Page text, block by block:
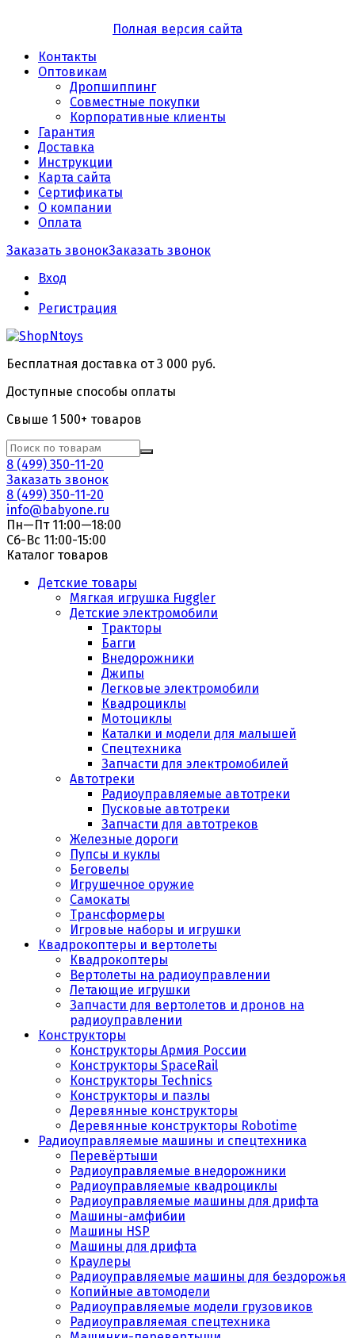
Полная версия сайта
Контакты
Оптовикам
Дропшиппинг
Совместные покупки
Корпоративные клиенты
Гарантия
Доставка
Инструкции
Карта сайта
Сертификаты
О компании
Оплата
Заказать звонокЗаказать звонок
Вход
Регистрация
Бесплатная доставка от 3 000 руб.
Доступные способы оплаты
Свыше 1 500+ товаров
8 (499) 350-11-20
Заказать звонок
8 (499) 350-11-20
info@babyone.ru
Пн—Пт 11:00—18:00
Сб-Вс 11:00-15:00
Каталог товаров
Детские товары
Мягкая игрушка Fuggler
Детские электромобили
Тракторы
Багги
Внедорожники
Джипы
Легковые электромобили
Квадроциклы
Мотоциклы
Каталки и модели для малышей
Спецтехника
Запчасти для электромобилей
Автотреки
Радиоуправляемые автотреки
Пусковые автотреки
Запчасти для автотреков
Железные дороги
Пупсы и куклы
Беговелы
Игрушечное оружие
Самокаты
Трансформеры
Игровые наборы и игрушки
Квадрокоптеры и вертолеты
Квадрокоптеры
Вертолеты на радиоуправлении
Летающие игрушки
Запчасти для вертолетов и дронов на
радиоуправлении
Конструкторы
Конструкторы Армия России
Конструкторы SpaceRail
Конструкторы Technics
Конструкторы и пазлы
Деревянные конструкторы
Деревянные конструкторы Robotime
Радиоуправляемые машины и спецтехника
Перевёртыши
Радиоуправляемые внедорожники
Радиоуправляемые квадроциклы
Радиоуправляемые машины для дрифта
Машины-амфибии
Машины HSP
Машины для дрифта
Краулеры
Радиоуправляемые машины для бездорожья
Копийные автомодели
Радиоуправляемые модели грузовиков
Радиоуправляемая спецтехника